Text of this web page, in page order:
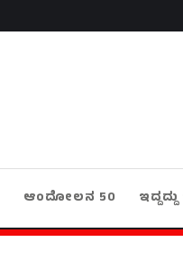
ಆಂದೋಲನ 50